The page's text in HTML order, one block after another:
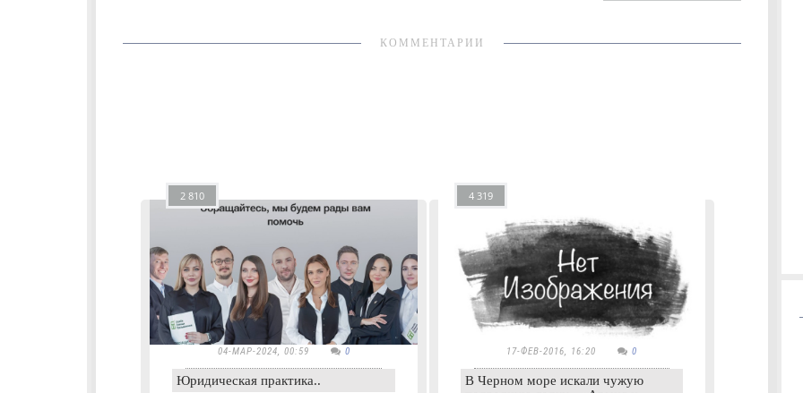
КОММЕНТАРИИ
2 810
04-МАР-2024, 00:59 0
Юридическая практика..
4 319
17-ФЕВ-2016, 16:20 0
В Черном море искали чужую